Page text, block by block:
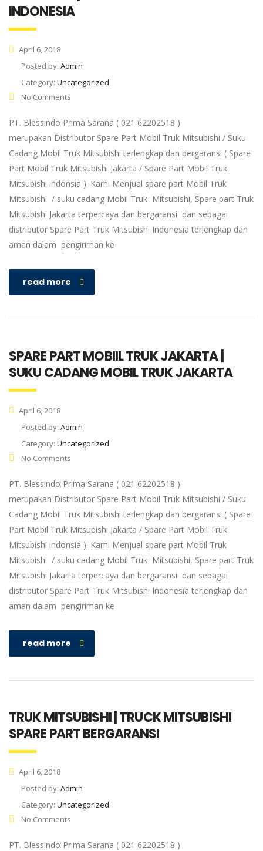
INDONESIA
April 6, 2018
Posted by: Admin
Category: Uncategorized
No Comments
PT. Blessindo Prima Sarana ( 021 62202518 )
merupakan Distributor Spare Part Mobil Truk Mitsubishi / Suku
Cadang Mobil Truk Mitsubishi terlengkap dan bergaransi ( Spare
Part Mobil Truk Mitsubishi Jakarta / Spare Part Mobil Truk
Mitsubishi indonsia ). Kami Menjual spare part Mobil Truk
Mitsubishi / suku cadang Mobil Truk Mitsubishi, Spare part Truk
Mitsubishi Jakarta terpercaya dan bergaransi dan sebagai
distributor Spare Part Truk Mitsubishi Indonesia terlengkap dan
aman dalam pengiriman ke
read more
SPARE PART MOBIIL TRUK JAKARTA |
SUKU CADANG MOBIL TRUK JAKARTA
April 6, 2018
Posted by: Admin
Category: Uncategorized
No Comments
PT. Blessindo Prima Sarana ( 021 62202518 )
merupakan Distributor Spare Part Mobil Truk Mitsubishi / Suku
Cadang Mobil Truk Mitsubishi terlengkap dan bergaransi ( Spare
Part Mobil Truk Mitsubishi Jakarta / Spare Part Mobil Truk
Mitsubishi indonsia ). Kami Menjual spare part Mobil Truk
Mitsubishi / suku cadang Mobil Truk Mitsubishi, Spare part Truk
Mitsubishi Jakarta terpercaya dan bergaransi dan sebagai
distributor Spare Part Truk Mitsubishi Indonesia terlengkap dan
aman dalam pengiriman ke
read more
TRUK MITSUBISHI | TRUCK MITSUBISHI
SPARE PART BERGARANSI
April 6, 2018
Posted by: Admin
Category: Uncategorized
No Comments
PT. Blessindo Prima Sarana ( 021 62202518 )